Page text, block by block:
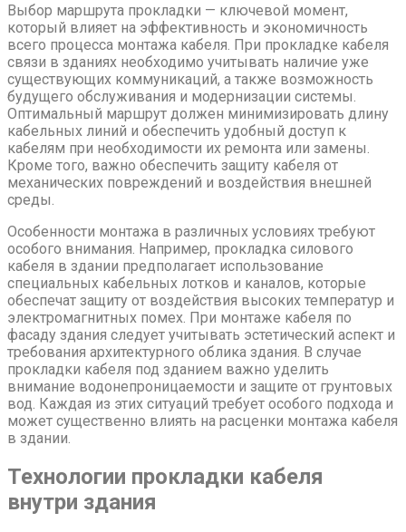
Выбор маршрута прокладки — ключевой момент,
который влияет на эффективность и экономичность
всего процесса монтажа кабеля. При прокладке кабеля
связи в зданиях необходимо учитывать наличие уже
существующих коммуникаций, а также возможность
будущего обслуживания и модернизации системы.
Оптимальный маршрут должен минимизировать длину
кабельных линий и обеспечить удобный доступ к
кабелям при необходимости их ремонта или замены.
Кроме того, важно обеспечить защиту кабеля от
механических повреждений и воздействия внешней
среды.
Особенности монтажа в различных условиях требуют
особого внимания. Например, прокладка силового
кабеля в здании предполагает использование
специальных кабельных лотков и каналов, которые
обеспечат защиту от воздействия высоких температур и
электромагнитных помех. При монтаже кабеля по
фасаду здания следует учитывать эстетический аспект и
требования архитектурного облика здания. В случае
прокладки кабеля под зданием важно уделить
внимание водонепроницаемости и защите от грунтовых
вод. Каждая из этих ситуаций требует особого подхода и
может существенно влиять на расценки монтажа кабеля
в здании.
Технологии прокладки кабеля
внутри здания